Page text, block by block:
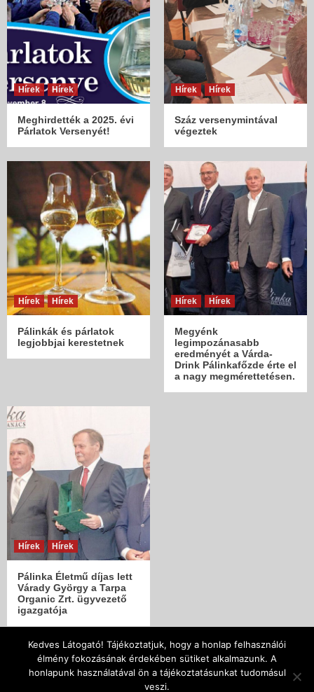
Hírek Hírek
Meghirdették a 2025. évi
Párlatok Versenyét!
Hírek Hírek
Száz versenymintával
végeztek
Hírek Hírek
Pálinkák és párlatok
legjobbjai kerestetnek
Hírek Hírek
Megyénk
legimpozánasabb
eredményét a Várda-
Drink Pálinkafőzde érte el
a nagy megmérettetésen.
Hírek Hírek
Pálinka Életmű díjas lett
Várady György a Tarpa
Organic Zrt. ügyvezető
igazgatója
| Copyright © 2005 - 2018 | Szatmár-Beregi Pálinka
Lovagrend Designed by SzenJoe |
Kedves Látogató! Tájékoztatjuk, hogy a honlap felhasználói
élmény fokozásának érdekében sütiket alkalmazunk. A
honlapunk használatával ön a tájékoztatásunkat tudomásul
veszi.